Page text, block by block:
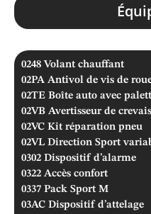
0248 Volant chauffant
02PA Antivol de vis de
02TE Boîte auto avec
02VB Avertisseur de
02VC Kit réparation pneu
02VL Direction Sport
0302 Dispositif d’alarme
0322 Accès confort
0337 Pack Sport M
03AC Dispositif d’attelage